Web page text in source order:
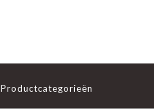
Productcategorieën